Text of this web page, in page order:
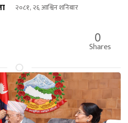
२०८१, २६ आश्विन शनिबार
0
Shares